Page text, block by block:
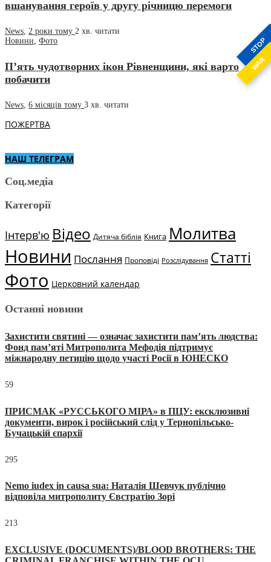
STOP
WAR
вшанування героїв у другу річницю перемоги
News 2 роки тому 2 хв. читати
Новини Фото
П’ять чудотворних ікон Рівненщини, які варто
побачити
News 6 місяців тому 3 хв. читати
ПОЖЕРТВА
НАШ ТЕЛЕГРАМ
Соц.медіа
Категорії
Інтерв'ю Відео Дитяча біблія Книга Молитва
Новини Послання Проповіді Розслідування Статті
Фото Церковний календар
Останні новини
Захистити святині — означає захистити пам’ять людства:
Фонд пам’яті Митрополита Мефодія підтримує
міжнародну петицію щодо участі Росії в ЮНЕСКО
59
ПРИСМАК «РУССЬКОГО МІРА» в ПЦУ: ексклюзивні
документи, вирок і російський слід у Тернопільсько-
Бучацькій єпархії
295
Nemo iudex in causa sua: Наталія Шевчук публічно
відповіла митрополиту Євстратію Зорі
213
EXCLUSIVE (DOCUMENTS)/BLOOD BROTHERS: THE